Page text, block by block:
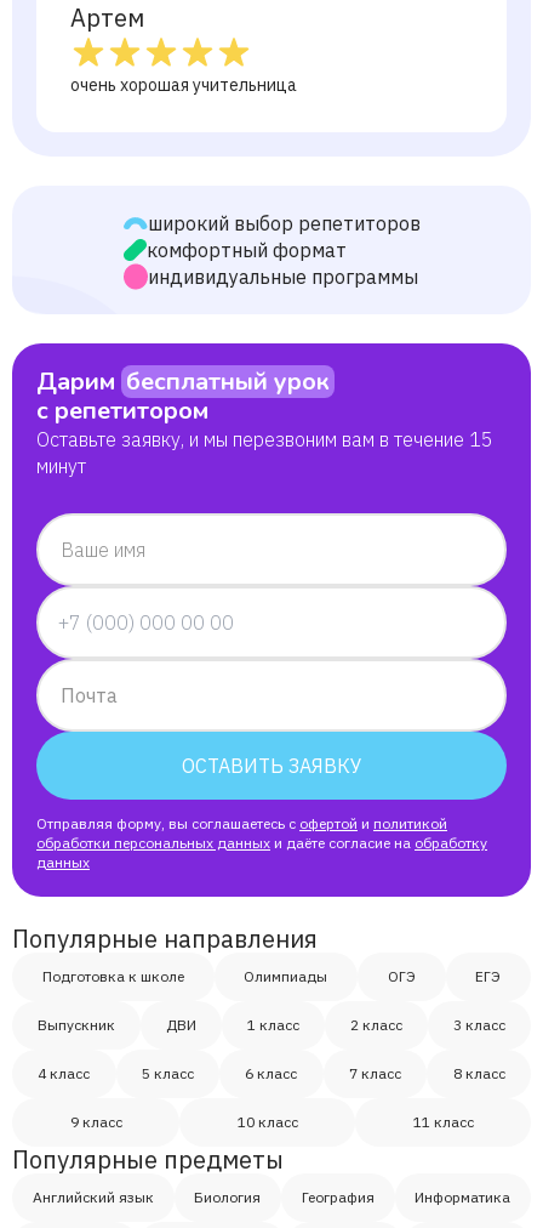
Артем
очень хорошая учительница
широкий выбор репетиторов
комфортный формат
индивидуальные программы
Дарим бесплатный урок
с репетитором
Оставьте заявку, и мы перезвоним вам в течение 15
минут
Ваше имя
Почта
ОСТАВИТЬ ЗАЯВКУ
Отправляя форму, вы соглашаетесь с офертой и политикой
обработки персональных данных и даёте согласие на обработку
данных
Популярные направления
Подготовка к школе Олимпиады ОГЭ ЕГЭ
Выпускник ДВИ 1 класс 2 класс 3 класс
4 класс 5 класс 6 класс 7 класс 8 класс
9 класс 10 класс 11 класс
Популярные предметы
Английский язык Биология География Информатика